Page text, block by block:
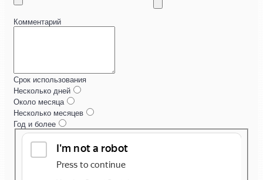
Комментарий
Срок использования
Несколько дней
Около месяца
Несколько месяцев
Год и более